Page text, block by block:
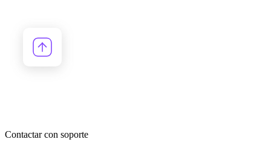
Contactar con soporte